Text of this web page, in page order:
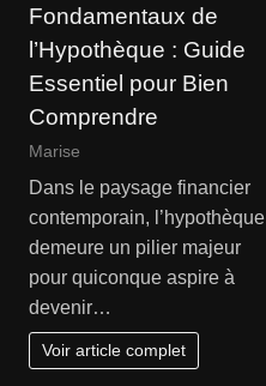
Fondamentaux de
l’Hypothèque : Guide
Essentiel pour Bien
Comprendre
Marise
Dans le paysage financier
contemporain, l’hypothèque
demeure un pilier majeur
pour quiconque aspire à
devenir…
Voir article complet